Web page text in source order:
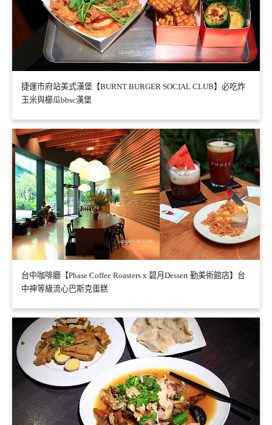
捷運市府站美式漢堡【BURNT BURGER SOCIAL CLUB】必吃炸
玉米與櫛瓜bbsc漢堡
台中咖啡廳【Phase Coffee Roasters x 碧月Dessert 勤美術館店】台
中神等級流心巴斯克蛋糕